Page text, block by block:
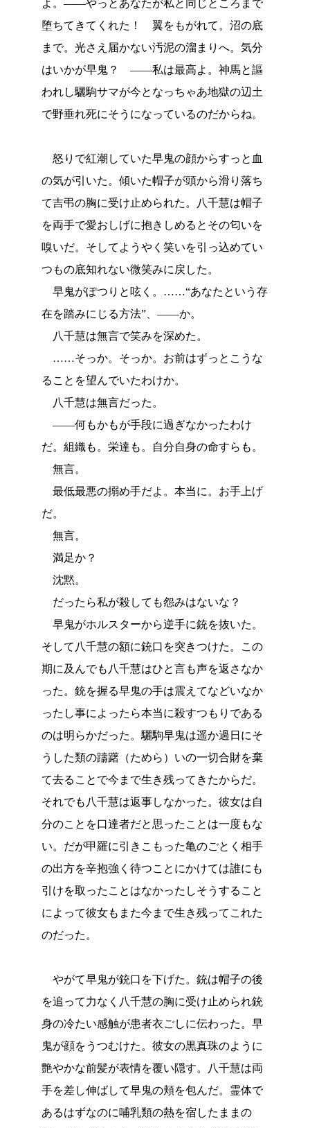
よ。――やっとあなたが私と同じところまで
堕ちてきてくれた！ 翼をもがれて。沼の底
まで。光さえ届かない汚泥の溜まりへ。気分
はいかが早鬼？ ――私は最高よ。神馬と謳
われし驪駒サマが今となっちゃあ地獄の辺土
で野垂れ死にそうになっているのだからね。
怒りで紅潮していた早鬼の顔からすっと血
の気が引いた。傾いた帽子が頭から滑り落ち
て吉弔の胸に受け止められた。八千慧は帽子
を両手で愛おしげに抱きしめるとその匂いを
嗅いだ。そしてようやく笑いを引っ込めてい
つもの底知れない微笑みに戻した。
早鬼がぽつりと呟く。……“あなたという存
在を踏みにじる方法”、――か。
八千慧は無言で笑みを深めた。
……そっか。そっか。お前はずっとこうな
ることを望んでいたわけか。
八千慧は無言だった。
――何もかもが手段に過ぎなかったわけ
だ。組織も。栄達も。自分自身の命すらも。
無言。
最低最悪の搦め手だよ。本当に。お手上げ
だ。
無言。
満足か？
沈黙。
だったら私が殺しても怨みはないな？
早鬼がホルスターから逆手に銃を抜いた。
そして八千慧の額に銃口を突きつけた。この
期に及んでも八千慧はひと言も声を返さなか
った。銃を握る早鬼の手は震えてなどいなか
ったし事によったら本当に殺すつもりである
のは明らかだった。驪駒早鬼は遥か過日にそ
うした類の躊躇（ためら）いの一切合財を棄
て去ることで今まで生き残ってきたからだ。
それでも八千慧は返事しなかった。彼女は自
分のことを口達者だと思ったことは一度もな
い。だが甲羅に引きこもった亀のごとく相手
の出方を辛抱強く待つことにかけては誰にも
引けを取ったことはなかったしそうすること
によって彼女もまた今まで生き残ってこれた
のだった。
やがて早鬼が銃口を下げた。銃は帽子の後
を追って力なく八千慧の胸に受け止められ銃
身の冷たい感触が患者衣ごしに伝わった。早
鬼が顔をうつむけた。彼女の黒真珠のように
艶やかな前髪が表情を覆い隠す。八千慧は両
手を差し伸ばして早鬼の頬を包んだ。霊体で
あるはずなのに哺乳類の熱を宿したままの